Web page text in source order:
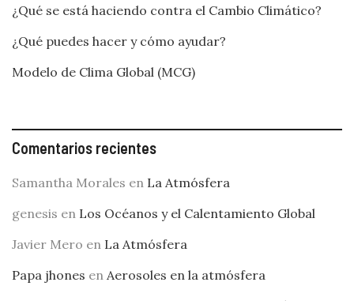
¿Qué se está haciendo contra el Cambio Climático?
¿Qué puedes hacer y cómo ayudar?
Modelo de Clima Global (MCG)
Comentarios recientes
Samantha Morales en La Atmósfera
genesis en Los Océanos y el Calentamiento Global
Javier Mero en La Atmósfera
Papa jhones en Aerosoles en la atmósfera